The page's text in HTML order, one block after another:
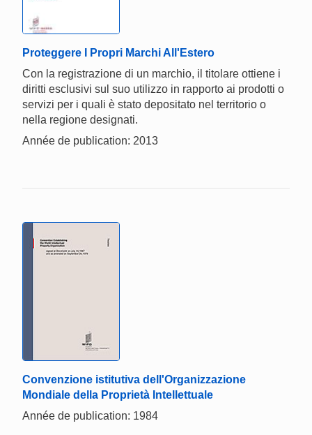
Proteggere I Propri Marchi All'Estero
Con la registrazione di un marchio, il titolare ottiene i
diritti esclusivi sul suo utilizzo in rapporto ai prodotti o
servizi per i quali è stato depositato nel territorio o
nella regione designati.
Année de publication: 2013
Convenzione istitutiva dell'Organizzazione
Mondiale della Proprietà Intellettuale
Année de publication: 1984